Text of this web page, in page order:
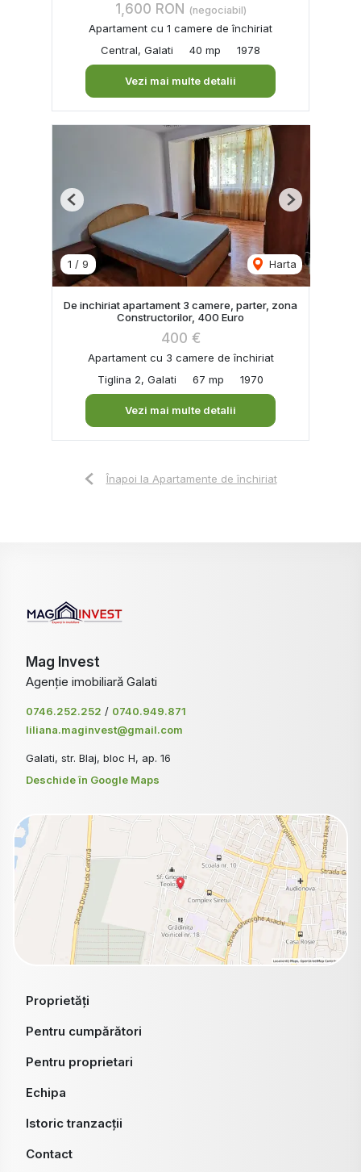
1,600 RON (negociabil)
Apartament cu 1 camere de închiriat
Central, Galati
40 mp 1978
Vezi mai multe detalii
1 / 9 Harta
Previous Next
De inchiriat apartament 3 camere, parter, zona
Constructorilor, 400 Euro
400 €
Apartament cu 3 camere de închiriat
Tiglina 2, Galati
67 mp 1970
Vezi mai multe detalii
Înapoi la Apartamente de închiriat
Mag Invest
Agenție imobiliară Galati
0746.252.252 / 0740.949.871
liliana.maginvest@gmail.com
Galati, str. Blaj, bloc H, ap. 16
Deschide în Google Maps
Proprietăți
Pentru cumpărători
Pentru proprietari
Echipa
Istoric tranzacții
Contact